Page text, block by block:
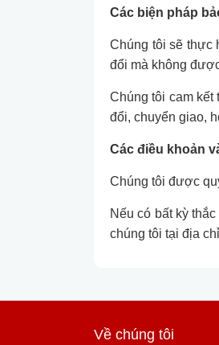
Các biện pháp
Chúng tôi sẽ thực
đổi mà không
Chúng tôi cam kết
đổi, chuyển giao,
Các điều khoản
Chúng tôi được
Nếu có bất kỳ
chúng tôi tại địa chỉ
Về chúng tôi